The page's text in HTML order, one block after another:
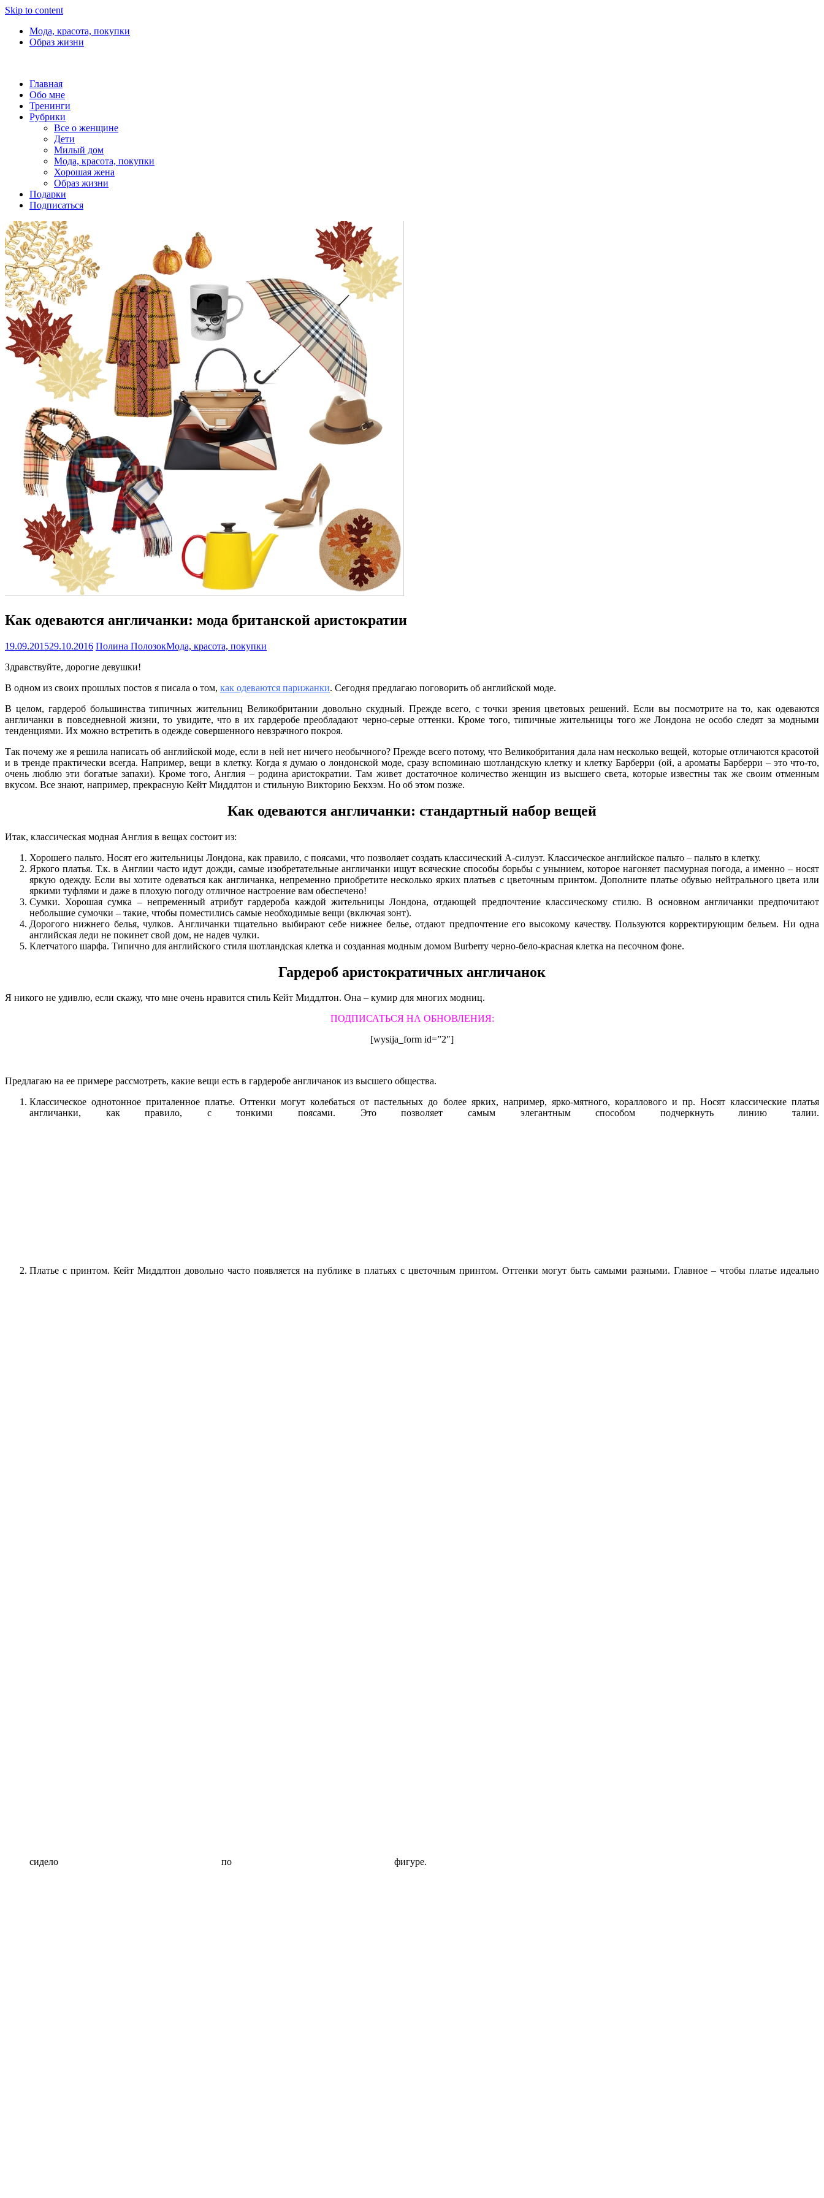
Skip to content
Мода, красота, покупки
Образ жизни
Главная
Обо мне
Тренинги
Рубрики
Все о женщине
Дети
Милый дом
Мода, красота, покупки
Хорошая жена
Образ жизни
Подарки
Подписаться
Как одеваются англичанки: мода британской аристократии
19.09.201529.10.2016 Полина ПолозокМода, красота, покупки
Здравствуйте, дорогие девушки!
В одном из своих прошлых постов я писала о том, как одеваются парижанки. Сегодня предлагаю поговорить об английской моде.
В целом, гардероб большинства типичных жительниц Великобритании довольно скудный. Прежде всего, с точки зрения цветовых решений. Если вы посмотрите на то, как одеваются
англичанки в повседневной жизни, то увидите, что в их гардеробе преобладают черно-серые оттенки. Кроме того, типичные жительницы того же Лондона не особо следят за модными
тенденциями. Их можно встретить в одежде совершенного невзрачного покроя.
Так почему же я решила написать об английской моде, если в ней нет ничего необычного? Прежде всего потому, что Великобритания дала нам несколько вещей, которые отличаются красотой
и в тренде практически всегда. Например, вещи в клетку. Когда я думаю о лондонской моде, сразу вспоминаю шотландскую клетку и клетку Барберри (ой, а ароматы Барберри – это что-то,
очень люблю эти богатые запахи). Кроме того, Англия – родина аристократии. Там живет достаточное количество женщин из высшего света, которые известны так же своим отменным
вкусом. Все знают, например, прекрасную Кейт Миддлтон и стильную Викторию Бекхэм. Но об этом позже.
Как одеваются англичанки: стандартный набор вещей
Итак, классическая модная Англия в вещах состоит из:
Хорошего пальто. Носят его жительницы Лондона, как правило, с поясами, что позволяет создать классический А-силуэт. Классическое английское пальто – пальто в клетку.
Яркого платья. Т.к. в Англии часто идут дожди, самые изобретательные англичанки ищут всяческие способы борьбы с унынием, которое нагоняет пасмурная погода, а именно – носят
яркую одежду. Если вы хотите одеваться как англичанка, непременно приобретите несколько ярких платьев с цветочным принтом. Дополните платье обувью нейтрального цвета или
яркими туфлями и даже в плохую погоду отличное настроение вам обеспечено!
Сумки. Хорошая сумка – непременный атрибут гардероба каждой жительницы Лондона, отдающей предпочтение классическому стилю. В основном англичанки предпочитают
небольшие сумочки – такие, чтобы поместились самые необходимые вещи (включая зонт).
Дорогого нижнего белья, чулков. Англичанки тщательно выбирают себе нижнее белье, отдают предпочтение его высокому качеству. Пользуются корректирующим бельем. Ни одна
английская леди не покинет свой дом, не надев чулки.
Клетчатого шарфа. Типично для английского стиля шотландская клетка и созданная модным домом Burberry черно-бело-красная клетка на песочном фоне.
Гардероб аристократичных англичанок
Я никого не удивлю, если скажу, что мне очень нравится стиль Кейт Миддлтон. Она – кумир для многих модниц.
ПОДПИСАТЬСЯ НА ОБНОВЛЕНИЯ:
[wysija_form id=”2″]
Предлагаю на ее примере рассмотреть, какие вещи есть в гардеробе англичанок из высшего общества.
Классическое однотонное приталенное платье. Оттенки могут колебаться от пастельных до более ярких, например, ярко-мятного, кораллового и пр. Носят классические платья
англичанки, как правило, с тонкими поясами. Это позволяет самым элегантным способом подчеркнуть линию талии.
Платье с принтом. Кейт Миддлтон довольно часто появляется на публике в платьях с цветочным принтом. Оттенки могут быть самыми разными. Главное – чтобы платье идеально
сидело по фигуре.